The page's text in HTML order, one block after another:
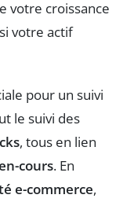
votre croissance
votre actif
pour un suivi
le suivi des
, tous en lien
cours. En
e-commerce,